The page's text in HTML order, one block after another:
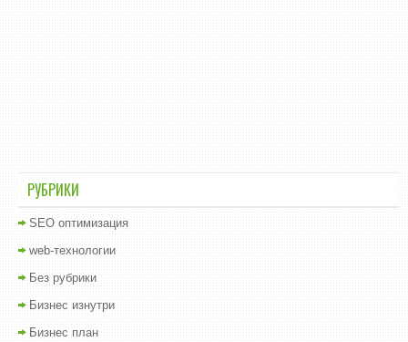
РУБРИКИ
SEO оптимизация
web-технологии
Без рубрики
Бизнес изнутри
Бизнес план